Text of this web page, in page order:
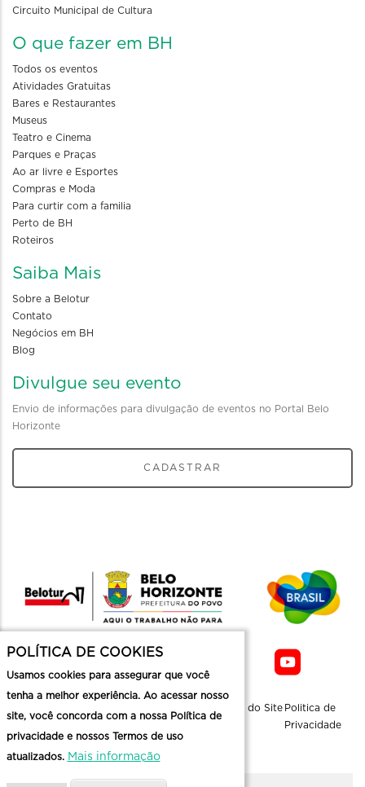
Circuito Municipal de Cultura
O que fazer em BH
Todos os eventos
Atividades Gratuitas
Bares e Restaurantes
Museus
Teatro e Cinema
Parques e Praças
Ao ar livre e Esportes
Compras e Moda
Para curtir com a familia
Perto de BH
Roteiros
Saiba Mais
Sobre a Belotur
Contato
Negócios em BH
Blog
Divulgue seu evento
Envio de informações para divulgação de eventos no Portal Belo
Horizonte
CADASTRAR
Mapa do Site Politica de
Privacidade
POLÍTICA DE COOKIES
Usamos cookies para assegurar que você
tenha a melhor experiência. Ao acessar nosso
site, você concorda com a nossa Política de
privacidade e nossos Termos de uso
atualizados. Mais informação